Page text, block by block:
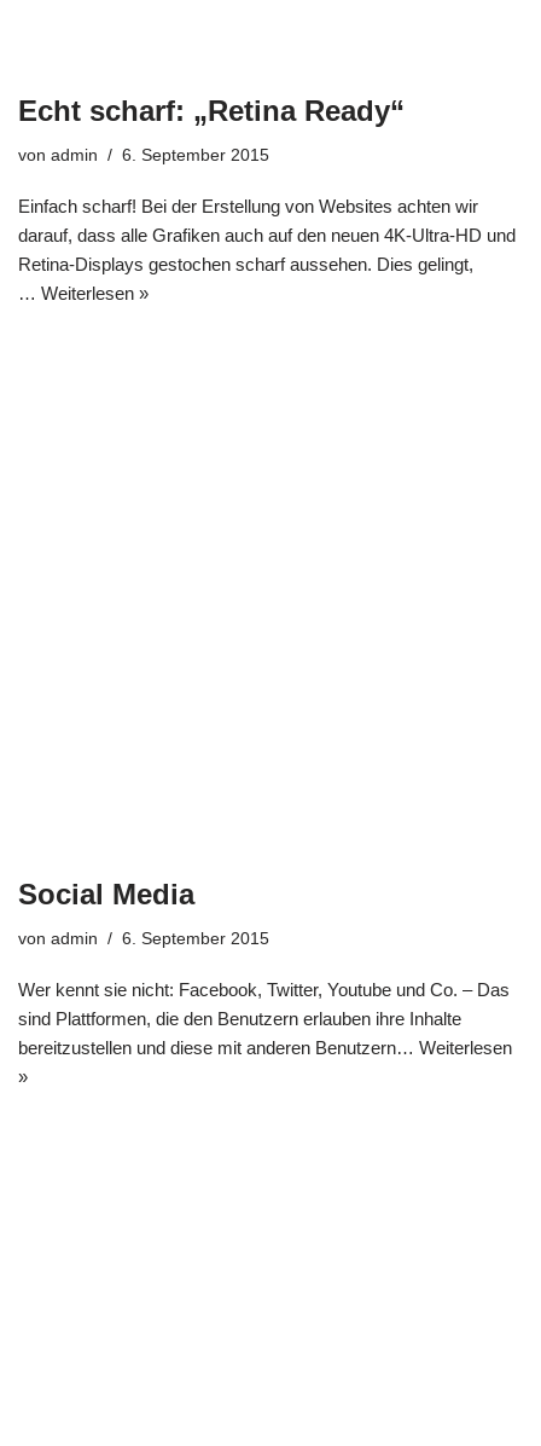
Echt scharf: „Retina Ready“
von admin 6. September 2015
Einfach scharf! Bei der Erstellung von Websites achten wir
darauf, dass alle Grafiken auch auf den neuen 4K-Ultra-HD und
Retina-Displays gestochen scharf aussehen. Dies gelingt,
… Weiterlesen »
Social Media
von admin 6. September 2015
Wer kennt sie nicht: Facebook, Twitter, Youtube und Co. – Das
sind Plattformen, die den Benutzern erlauben ihre Inhalte
bereitzustellen und diese mit anderen Benutzern… Weiterlesen
»